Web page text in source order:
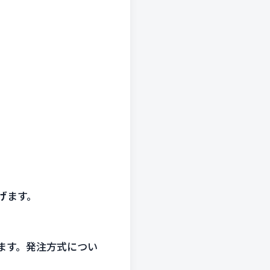
ます。
す。発注方式につい